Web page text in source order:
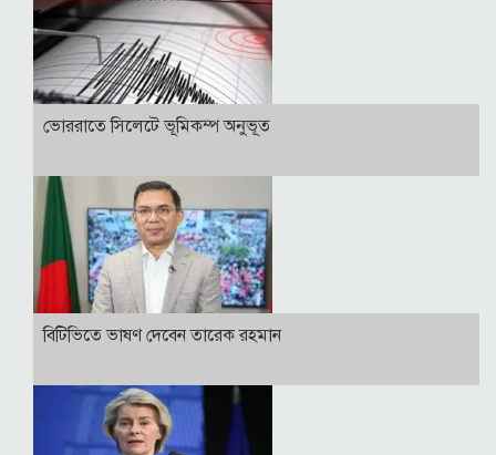
ভোররাতে সিলেটে ভূমিকম্প অনুভূত
বি‌টি‌ভিতে ভাষণ দেবেন তারেক রহমান